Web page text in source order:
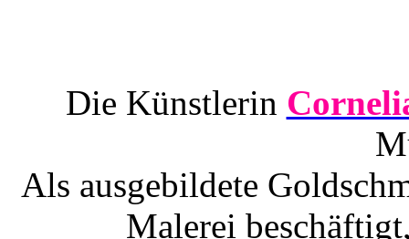
Die Künstlerin
Als ausgebildete
Malerei